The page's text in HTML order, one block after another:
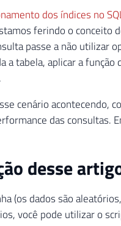
dos índices no
ferindo o conceito
passe a não utilizar
a tabela, aplicar a função
cenário acontecendo,
das consultas.
desse
(os dados são
você pode utilizar o